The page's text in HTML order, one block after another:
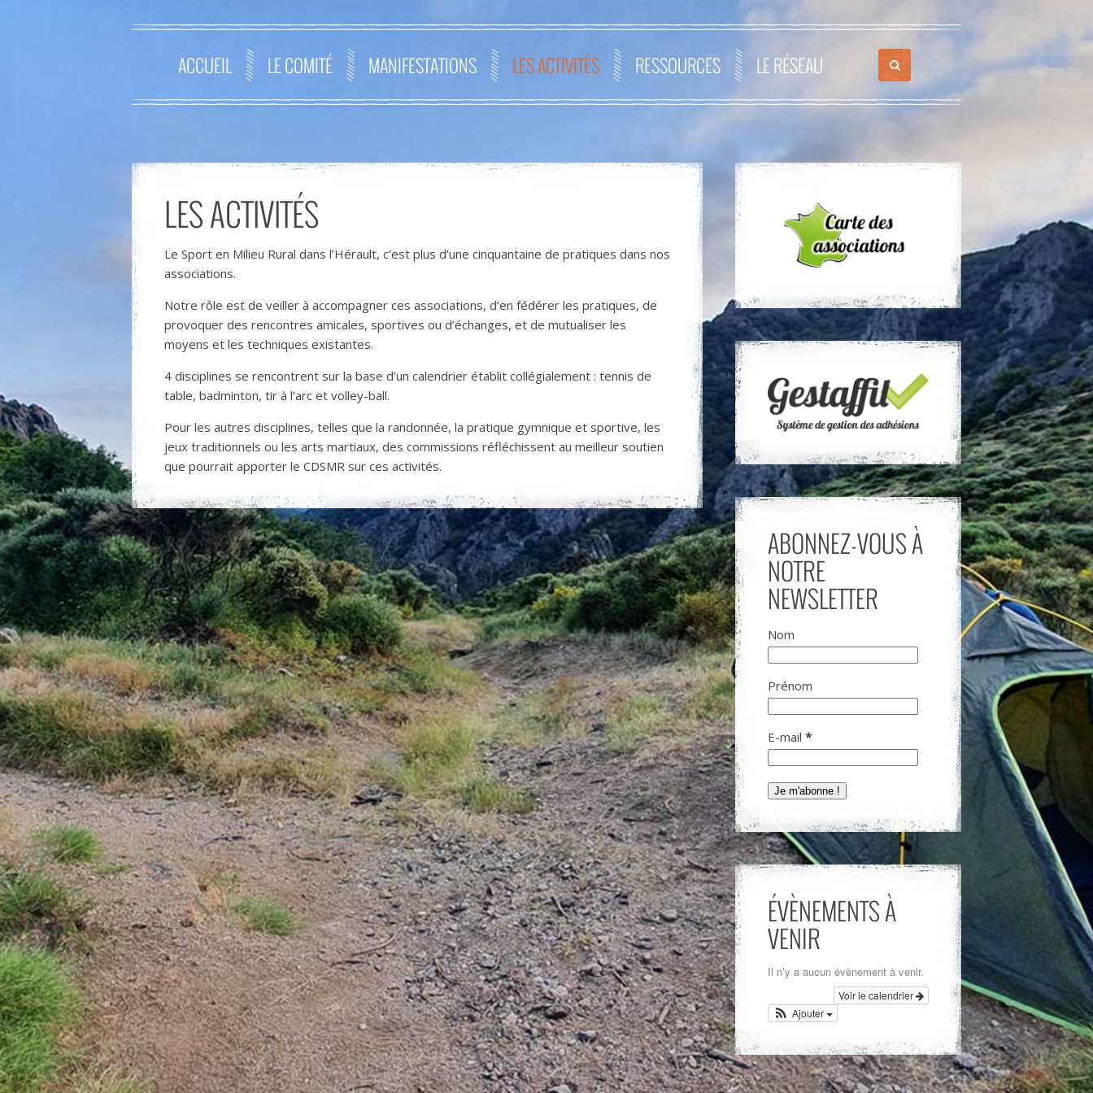
ACCUEIL LE COMITÉ MANIFESTATIONS LES ACTIVITÉS RESSOURCES LE RÉSEAU
LES ACTIVITÉS
Le Sport en Milieu Rural dans l’Hérault, c’est plus d’une cinquantaine de pratiques dans nos
associations.
Notre rôle est de veiller à accompagner ces associations, d’en fédérer les pratiques, de
provoquer des rencontres amicales, sportives ou d’échanges, et de mutualiser les
moyens et les techniques existantes.
4 disciplines se rencontrent sur la base d’un calendrier établit collégialement : tennis de
table, badminton, tir à l’arc et volley-ball.
Pour les autres disciplines, telles que la randonnée, la pratique gymnique et sportive, les
jeux traditionnels ou les arts martiaux, des commissions réfléchissent au meilleur soutien
que pourrait apporter le CDSMR sur ces activités.
ABONNEZ-VOUS À
NOTRE
NEWSLETTER
Nom
Prénom
E-mail *
ÉVÈNEMENTS À
VENIR
Il n’y a aucun évènement à venir.
Voir le calendrier
Ajouter